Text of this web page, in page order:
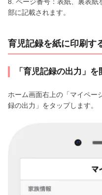
8. ページ番号：表紙、裏表紙
部に記載されます。
育児記録を紙に印刷す
「育児記録の出力」を
ホーム画面右上の「マイペー
録の出力」をタップします。